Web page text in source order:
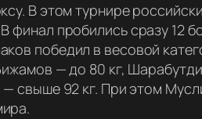
В этом турнире
пробились сразу 12
победил в весовой
— до 80 кг,
свыше 92 кг. При этом